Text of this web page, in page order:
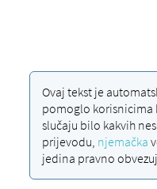
Ovaj tekst je
pomoglo korisnicima
slučaju bilo kakvih
prijevodu, njemačka
jedina pravno